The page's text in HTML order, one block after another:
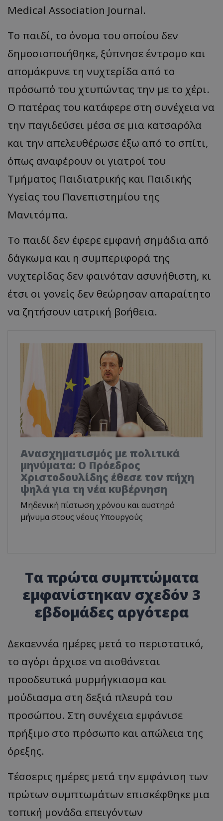
Medical Association Journal.
Το παιδί, το όνομα του οποίου δεν
δημοσιοποιήθηκε, ξύπνησε έντρομο και
απομάκρυνε τη νυχτερίδα από το
πρόσωπό του χτυπώντας την με το χέρι.
Ο πατέρας του κατάφερε στη συνέχεια να
την παγιδεύσει μέσα σε μια κατσαρόλα
και την απελευθέρωσε έξω από το σπίτι,
όπως αναφέρουν οι γιατροί του
Τμήματος Παιδιατρικής και Παιδικής
Υγείας του Πανεπιστημίου της
Μανιτόμπα.
Το παιδί δεν έφερε εμφανή σημάδια από
δάγκωμα και η συμπεριφορά της
νυχτερίδας δεν φαινόταν ασυνήθιστη, κι
έτσι οι γονείς δεν θεώρησαν απαραίτητο
να ζητήσουν ιατρική βοήθεια.
Ανασχηματισμός με πολιτικά
μηνύματα: Ο Πρόεδρος
Χριστοδουλίδης έθεσε τον πήχη
ψηλά για τη νέα κυβέρνηση
Μηδενική πίστωση χρόνου και αυστηρό
μήνυμα στους νέους Υπουργούς
Τα πρώτα συμπτώματα
εμφανίστηκαν σχεδόν 3
εβδομάδες αργότερα
Δεκαεννέα ημέρες μετά το περιστατικό,
το αγόρι άρχισε να αισθάνεται
προοδευτικά μυρμήγκιασμα και
μούδιασμα στη δεξιά πλευρά του
προσώπου. Στη συνέχεια εμφάνισε
πρήξιμο στο πρόσωπο και απώλεια της
όρεξης.
Τέσσερις ημέρες μετά την εμφάνιση των
πρώτων συμπτωμάτων επισκέφθηκε μια
τοπική μονάδα επειγόντων